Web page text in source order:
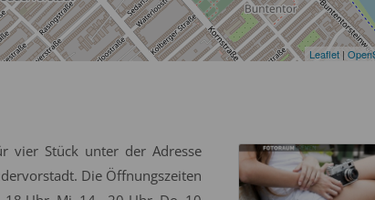
Leaflet |
vier Stück unter der Adresse
Die Öffnungszeiten